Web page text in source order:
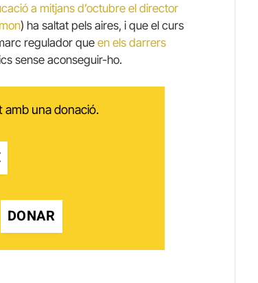
a mitjans d’octubre el director
) ha saltat pels aires, i que el curs
regulador que en els darrers
sense aconseguir-ho.
una donació.
DONAR